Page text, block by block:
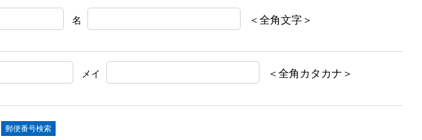
名 ＜全角文字＞
メイ ＜全角カタカナ＞
郵便番号検索